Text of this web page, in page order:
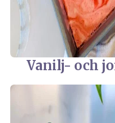
Vanilj- och